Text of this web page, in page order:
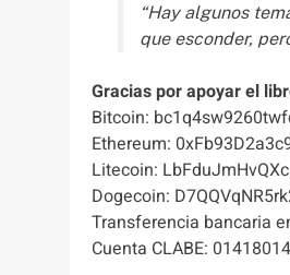
“Hay algunos
que esconder,
Gracias por apoyar el
Bitcoin:
Ethereum:
Litecoin:
Dogecoin:
Transferencia bancaria
Cuenta CLABE: